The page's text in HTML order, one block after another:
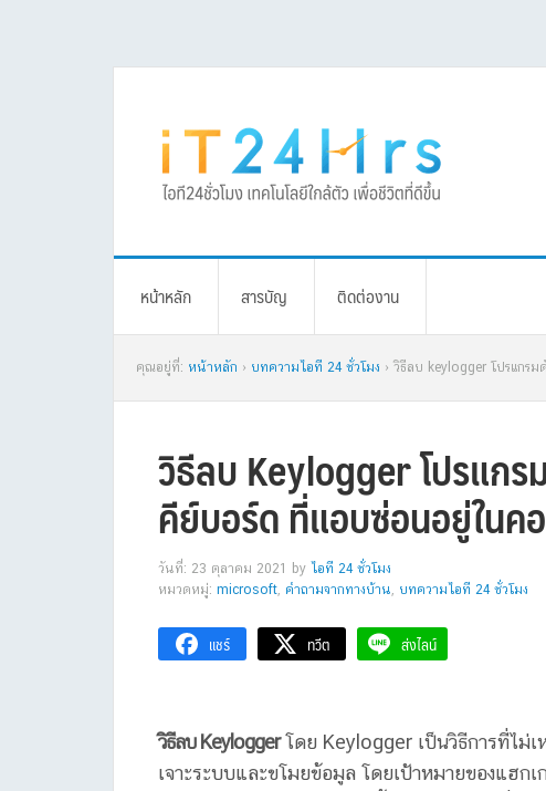
หน้าหลัก สารบัญ ติดต่องาน
คุณอยู่ที่: หน้าหลัก › บทความไอที 24 ชั่วโมง › วิธีลบ keylogger โปรแก
วิธีลบ Keylogger โปรแก
คีย์บอร์ด ที่แอบซ่อนอยู่ใน
วันที่: 23 ตุลาคม 2021 by ไอที 24 ชั่วโมง
หมวดหมู่: microsoft, คำถามจากทางบ้าน, บทความไอที 24 ชั่วโมง
แชร์ ทวีต ส่งไลน์
วิธีลบ Keyloggerโดย Keylogger เป็นวิธีการที่ไม่
เจาะระบบและขโมยข้อมูล โดยเป้าหมายของแฮ